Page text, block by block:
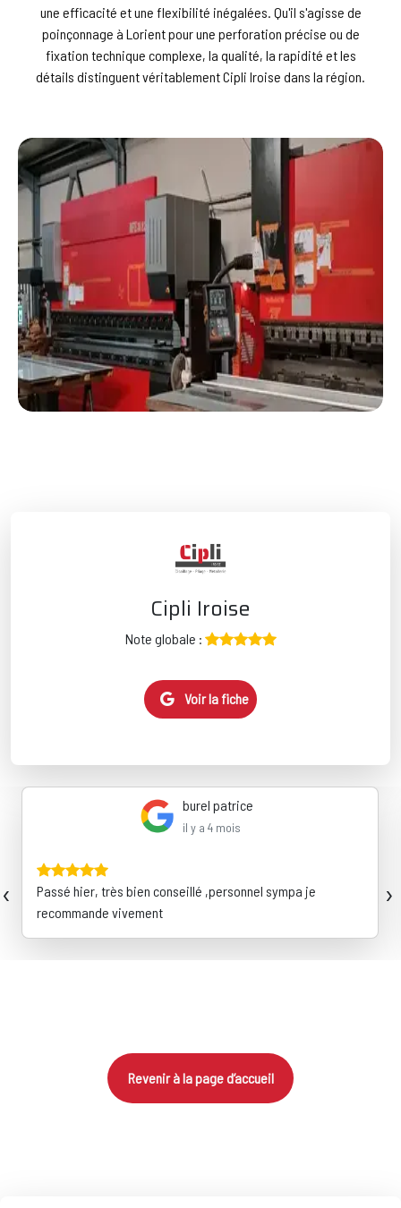
une efficacité et une flexibilité inégalées. Qu'il s'agisse de
poinçonnage à Lorient pour une perforation précise ou de
fixation technique complexe, la qualité, la rapidité et les
détails distinguent véritablement Cipli Iroise dans la région.
Cipli Iroise
Note globale :
Voir la fiche
burel patrice
il y a 4 mois
Passé hier, très bien conseillé ,personnel sympa je
recommande vivement
‹ ›
Revenir à la page d’accueil